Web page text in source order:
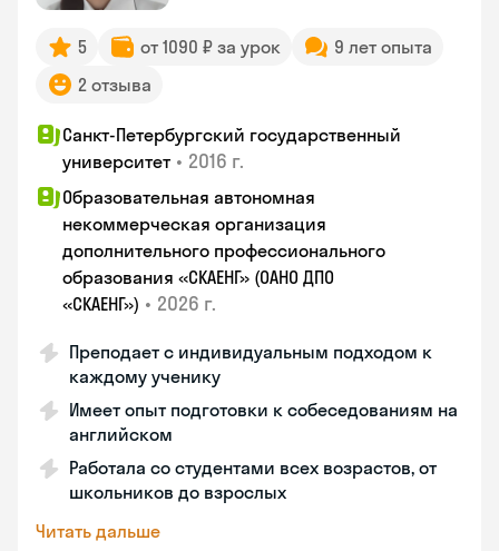
5 от 1090 ₽ за урок
9 лет опыта
2 отзыва
Санкт-Петербургский государственный
университет • 2016 г.
Образовательная автономная
некоммерческая организация
дополнительного профессионального
образования «СКАЕНГ» (ОАНО ДПО
«СКАЕНГ») • 2026 г.
Преподает с индивидуальным подходом к
каждому ученику
Имеет опыт подготовки к собеседованиям на
английском
Работала со студентами всех возрастов, от
школьников до взрослых
Читать дальше